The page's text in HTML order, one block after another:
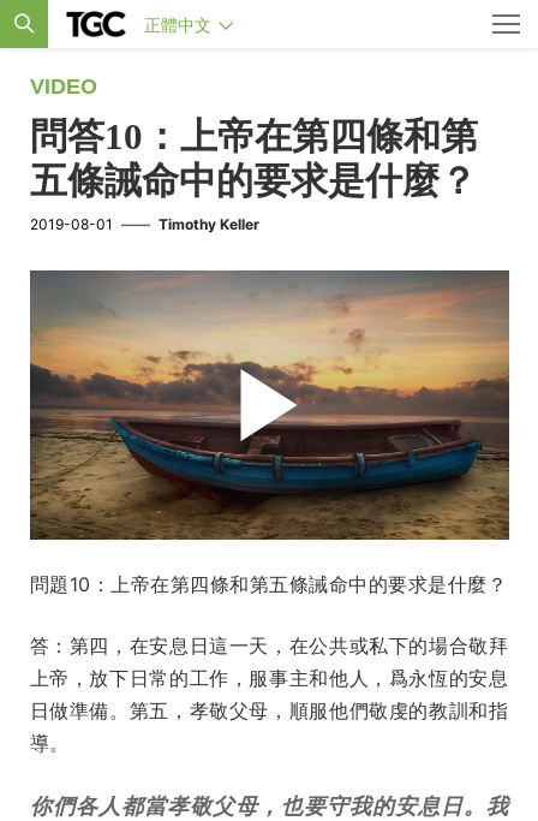
正體中文
VIDEO
問答10：上帝在第四條和第
五條誡命中的要求是什麼？
2019-08-01 —— Timothy Keller
問題10：上帝在第四條和第五條誡命中的要求是什麼？
答：第四，在安息日這一天，在公共或私下的場合敬拜
上帝，放下日常的工作，服事主和他人，爲永恆的安息
日做準備。第五，孝敬父母，順服他們敬虔的教訓和指
導。
你們各人都當孝敬父母，也要守我的安息日。我